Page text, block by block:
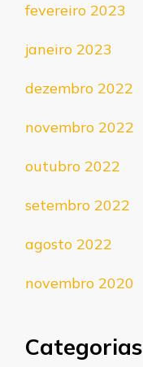
fevereiro 2023
janeiro 2023
dezembro 2022
novembro 2022
outubro 2022
setembro 2022
agosto 2022
novembro 2020
Categorias